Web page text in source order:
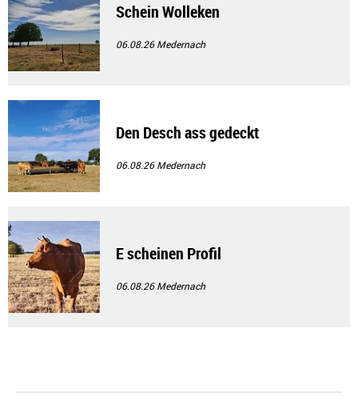
Schein Wolleken
06.08.26Medernach
Den Desch ass gedeckt
06.08.26Medernach
E scheinen Profil
06.08.26Medernach